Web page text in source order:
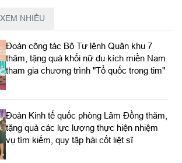
XEM NHIỀU
Đoàn công tác Bộ Tư lệnh Quân khu 7
thăm, tặng quà khối nữ du kích miền Nam
tham gia chương trình "Tổ quốc trong tim"
Đoàn Kinh tế quốc phòng Lâm Đồng thăm,
tặng quà các lực lượng thực hiện nhiệm
vụ tìm kiếm, quy tập hài cốt liệt sĩ